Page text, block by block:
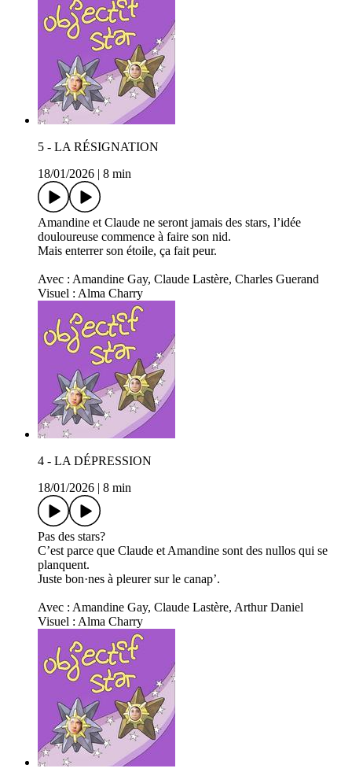
5 - LA RÉSIGNATION
18/01/2026
8 min
Amandine et Claude ne seront jamais des stars, l’idée
douloureuse commence à faire son nid.
Mais enterrer son étoile, ça fait peur.
Avec : Amandine Gay, Claude Lastère, Charles Guerand
Visuel : Alma Charry
4 - LA DÉPRESSION
18/01/2026
8 min
Pas des stars?
C’est parce que Claude et Amandine sont des nullos qui se
planquent.
Juste bon·nes à pleurer sur le canap’.
Avec : Amandine Gay, Claude Lastère, Arthur Daniel
Visuel : Alma Charry